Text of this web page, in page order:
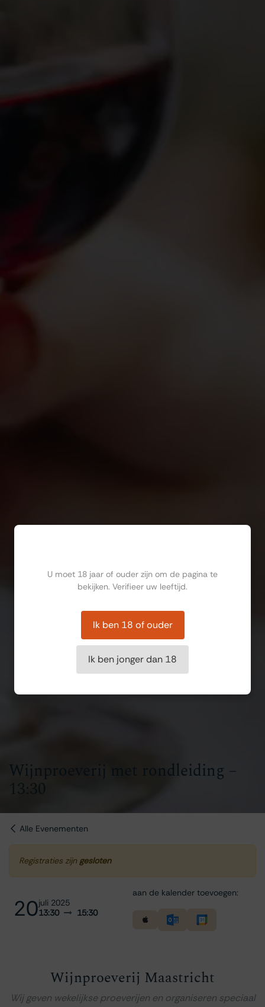
Wijnproeverij met rondleiding –
13:30
Alle Evenementen
Registraties zijn gesloten
20juli 2025
13:30
15:30
aan de kalender toevoegen:
Wijnproeverij Maastricht
Wij geven wekelijkse proeverijen en organiseren speciaal
U moet 18 jaar of ouder zijn om de pagina te
bekijken. Verifieer uw leeftijd.
Ik ben 18 of ouder
Ik ben jonger dan 18